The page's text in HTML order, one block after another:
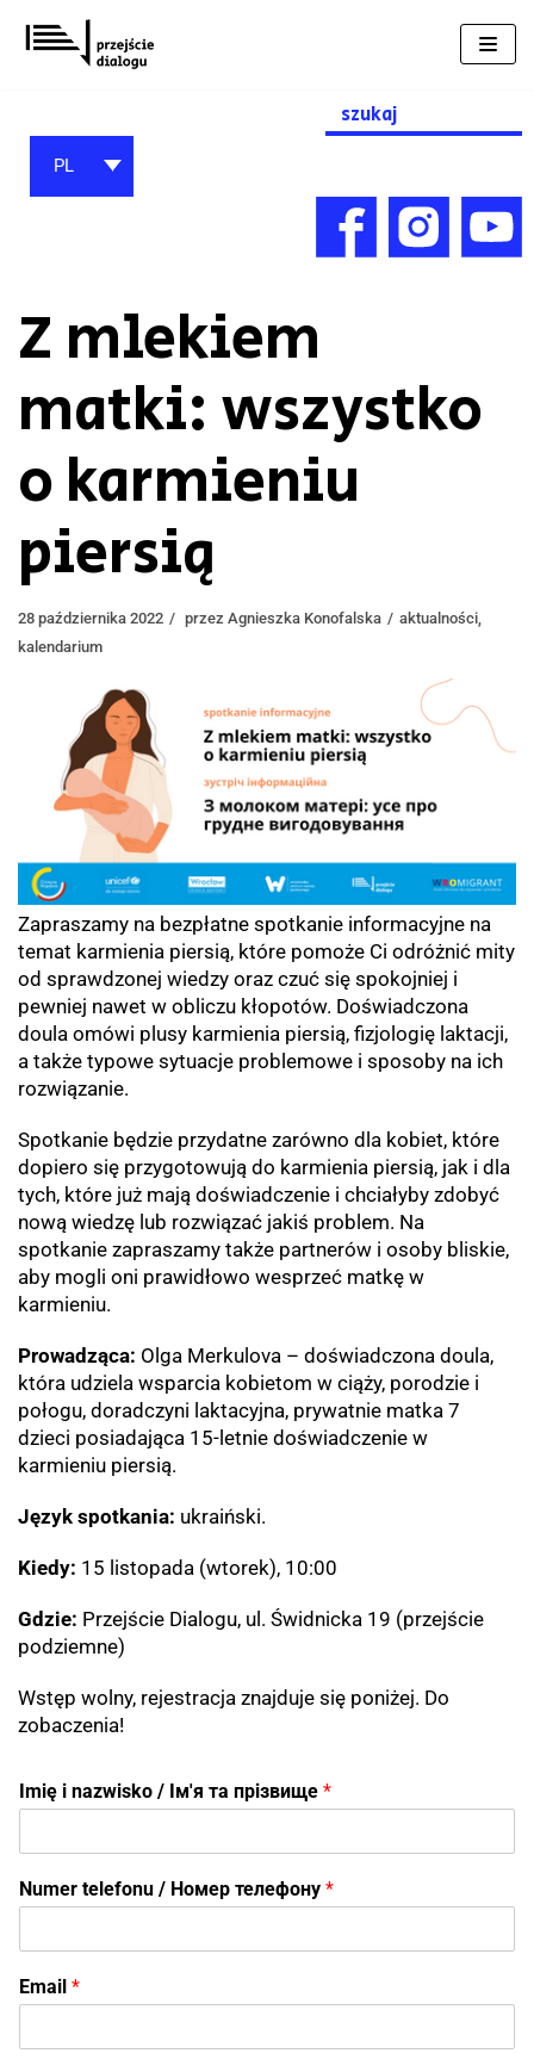
Przejdź
do
Search
for:
PL
Z mlekiem
matki: wszystko
o karmieniu
piersią
28 października 2022 przez Agnieszka Konofalska aktualności
kalendarium
Zapraszamy na bezpłatne spotkanie informacyjne na
temat karmienia piersią, które pomoże Ci odróżnić mity
od sprawdzonej wiedzy oraz czuć się spokojniej i
pewniej nawet w obliczu kłopotów. Doświadczona
doula omówi plusy karmienia piersią, fizjologię laktacji,
a także typowe sytuacje problemowe i sposoby na ich
rozwiązanie.
Spotkanie będzie przydatne zarówno dla kobiet, które
dopiero się przygotowują do karmienia piersią, jak i dla
tych, które już mają doświadczenie i chciałyby zdobyć
nową wiedzę lub rozwiązać jakiś problem. Na
spotkanie zapraszamy także partnerów i osoby bliskie,
aby mogli oni prawidłowo wesprzeć matkę w
karmieniu.
Prowadząca: Olga Merkulova – doświadczona doula,
która udziela wsparcia kobietom w ciąży, porodzie i
połogu, doradczyni laktacyjna, prywatnie matka 7
dzieci posiadająca 15-letnie doświadczenie w
karmieniu piersią.
Język spotkania: ukraiński.
Kiedy: 15 listopada (wtorek), 10:00
Gdzie: Przejście Dialogu, ul. Świdnicka 19 (przejście
podziemne)
Wstęp wolny, rejestracja znajduje się poniżej. Do
zobaczenia!
Imię i nazwisko / Ім'я та прізвище *
Numer telefonu / Номер телефону *
Email *